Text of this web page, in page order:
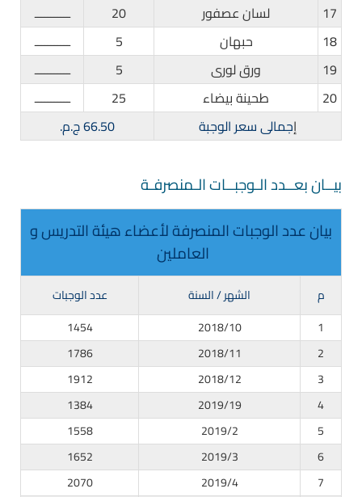
ـــــــــــ
20 لسان عصفور
17
ـــــــــــ
5 حبهان
18
ـــــــــــ
5 ورق لورى
19
ـــــــــــ
25 طحينة بيضاء
20
66.50 ج.م.
إجمالى سعر الوجبة
بيــان بعــدد الـوجبــات الـمنصرفـة
بيان عدد الوجبات المنصرفة لأعضاء هيئة التدريس و
العاملين
عدد الوجبات الشهر / السنة
م
1454
2018/10
1
1786
2018/11
2
1912
2018/12
3
1384
2019/19
4
1558
2019/2
5
1652
2019/3
6
2070
2019/4
7